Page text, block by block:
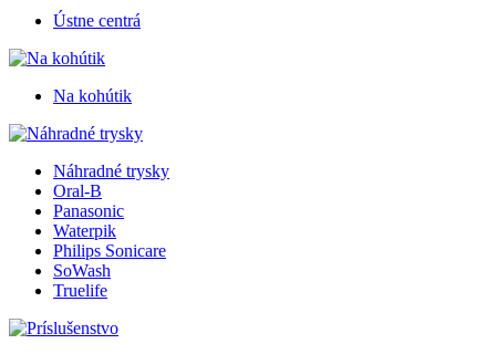
Ústne centrá
Na kohútik
Náhradné trysky
Oral-B
Panasonic
Waterpik
Philips Sonicare
SoWash
Truelife